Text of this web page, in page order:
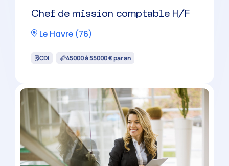
Chef de mission comptable H/F
Le Havre (76)
CDI 45000 à 55000 € par an